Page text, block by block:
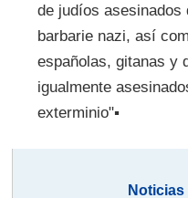
de judíos asesinados
barbarie nazi, así
españolas, gitanas y
igualmente
exterminio"▪